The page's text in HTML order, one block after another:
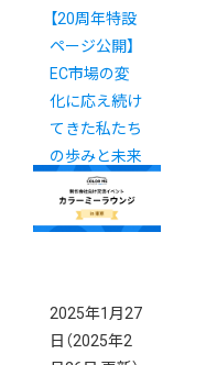
【20周年特設
ページ公開】
EC市場の変
化に応え続け
てきた私たち
の歩みと未来
への展望
2025年1月27
日 （2025年2